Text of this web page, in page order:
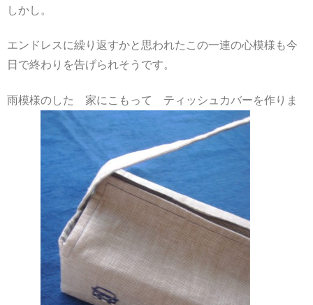
しかし。
エンドレスに繰り返すかと思われたこの一連の心模様も今
日で終わりを告げられそうです。
雨模様のした 家にこもって ティッシュカバーを作りま